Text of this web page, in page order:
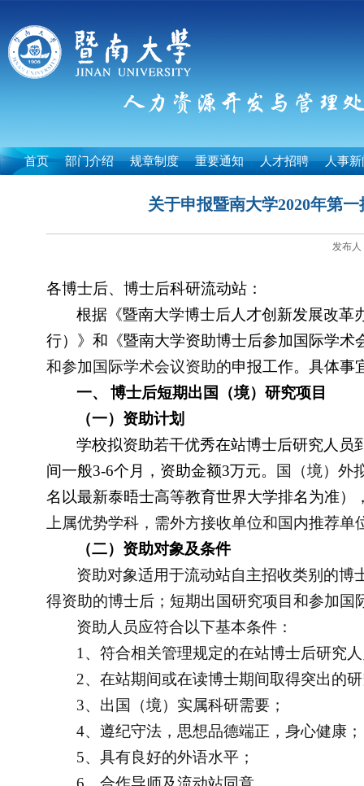
首页 部门介绍 规章制度 重要通知 人才招聘 人事新
关于申报暨南大学2020年第
发布
各博士后、博士后科研流动站：
根据《暨南大学博士后人才创新发展改革
行）》和《暨南大学资助博士后参加国际学
和参加国际学术会议资助的申报工作。具体事
一、
博士后短期出国（境）研究项目
（一）资助计划
学校拟资助若干优秀在站博士后研究人员
间一般3-6个月，资助金额3万元。
国（境）外
名以最新泰晤士高等教育世界大学排名为准）
上属优势学科，需外方接收单位和国内推荐
（二）资助对象及条件
资助对象适用于流动站自主招收类别的
得资助的博士后； 短期出国研究项目和参加国
资助人员应符合以下基本条件：
1 、符合相关管理规定的在站博士后研究
2、在站期间或在读博士期间取得突出的
3、出国（境）实属科研需要；
4、遵纪守法，思想品德端正，身心健康；
5、具有良好的外语水平；